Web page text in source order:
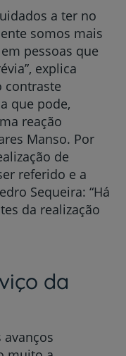
a ter no
somos mais
pessoas que
explica
contraste
que pode,
reação
Manso. Por
de
referido e a
Sequeira: “Há
da realização
da